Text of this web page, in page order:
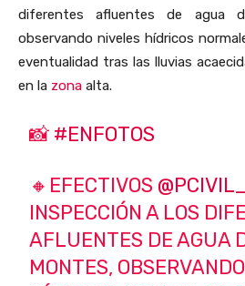
diferentes afluentes de agua
observando niveles hídricos
eventualidad tras las lluvias
en la zona alta.
📸 #ENFOTOS
🔸EFECTIVOS
INSPECCIÓN A LOS
AFLUENTES DE AGUA
MONTES,